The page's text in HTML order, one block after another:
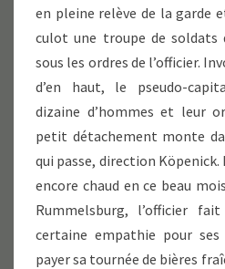
en pleine relève de la garde
culot une troupe de soldats
sous les ordres de l’officier.
d’en haut, le pseudo-
dizaine d’hommes et leur
petit détachement monte
qui passe, direction
encore chaud en ce beau
Rummelsburg, l’officier
certaine empathie pour
payer sa tournée de bières